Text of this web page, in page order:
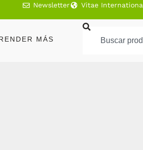
Newsletter Vitae
MÁS